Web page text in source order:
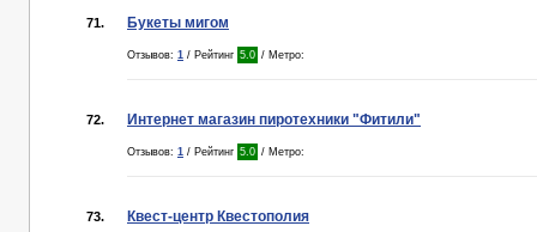
71. Букеты мигом
Отзывов: 1 / Рейтинг 5.0 / Метро:
72. Интернет магазин пиротехники "Фитили"
Отзывов: 1 / Рейтинг 5.0 / Метро:
73. Квест-центр Квестополия